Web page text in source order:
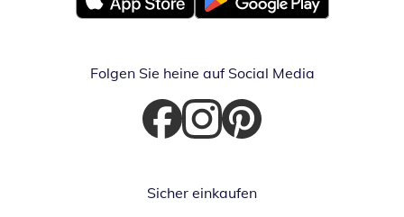
Öffnet in neuem FensterÖffnet in neuem Fenster
Folgen Sie heine auf Social Media
Öffnet in neuem Fenster
Öffnet in neuem Fenster
Öffnet in neuem Fenster
Sicher einkaufen